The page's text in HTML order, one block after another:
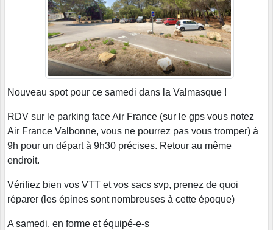
Nouveau spot pour ce samedi dans la Valmasque !
RDV sur le parking face Air France (sur le gps vous notez
Air France Valbonne, vous ne pourrez pas vous tromper) à
9h pour un départ à 9h30 précises. Retour au même
endroit.
Vérifiez bien vos VTT et vos sacs svp, prenez de quoi
réparer (les épines sont nombreuses à cette époque)
A samedi, en forme et équipé-e-s